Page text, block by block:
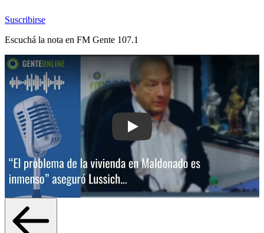
Suscribirse
Escuchá la nota en FM Gente 107.1
Play: “El problema de la vivienda en